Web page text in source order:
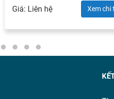
Giá: Liên hệ
Xem chi